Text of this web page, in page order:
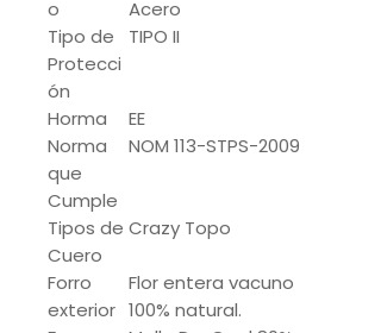
o
Acero
Tipo de
Protecci
ón
TIPO II
Horma
EE
Norma
que
Cumple
NOM 113-STPS-2009
Tipos de
Cuero
Crazy Topo
Forro
exterior
Flor entera vacuno
100% natural.